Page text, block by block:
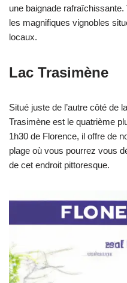
une baignade
les magnifiques vignobles
locaux.
Lac Trasimène
Situé juste de l’autre côté de
Trasimène est le quatrième
1h30 de Florence, il offre de
plage où vous pourrez vous
de cet endroit pittoresque.